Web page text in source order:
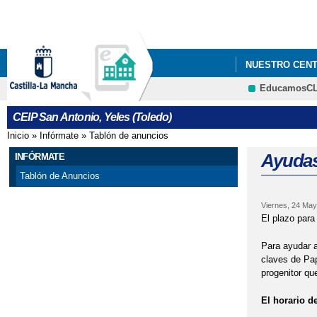
NUESTRO
SERVICIOS
ESCUELA DE
CEIP San Antonio, Yeles (Toledo)
Se encuentra usted aquí
Inicio » Infórmate » Tablón de anuncios
INFÓRMATE
Tablón de Anuncios
Viernes, 24
El plazo
Para ayudar
claves de
progenitor
El horario